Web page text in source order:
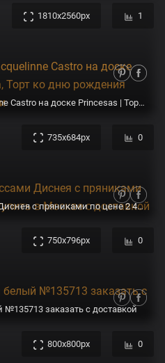
1810x2560px 1
Пин от пользователя Jacquelinne Castro на доске Princesas | Торт принцесса, Торт ко дню рождения девочки, Торт для девочки
735x684px 0
Заказать торт с принцессами Диснея с пряниками по цене 2 490 ₽ за 1 кг – купить в Москве с доставкой
750x796px 0
заказать с доставкой
800x800px 0